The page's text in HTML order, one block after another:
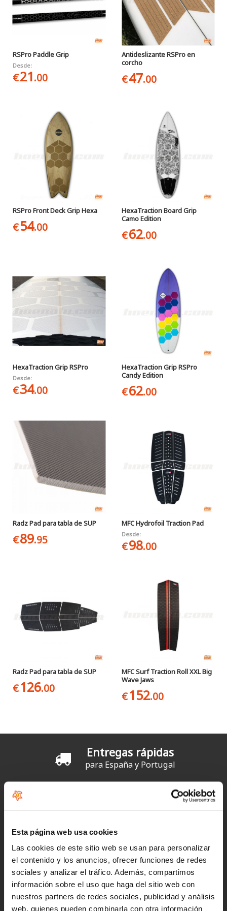
Esta página web usa cookies
Las cookies de este sitio web se usan para personalizar
el contenido y los anuncios, ofrecer funciones de redes
sociales y analizar el tráfico. Además, compartimos
información sobre el uso que haga del sitio web con
nuestros partners de redes sociales, publicidad y análisis
web, quienes pueden combinarla con otra información
RSPro Paddle Grip
Desde:
€21.00
Antideslizante RSPro en
corcho
€47.00
RSPro Front Deck Grip Hexa
€54.00
HexaTraction Board Grip
Camo Edition
€62.00
HexaTraction Grip RSPro
Desde:
€34.00
HexaTraction Grip RSPro
Candy Edition
€62.00
Radz Pad para tabla de SUP
€89.95
MFC Hydrofoil Traction Pad
Desde:
€98.00
Radz Pad para tabla de SUP
€126.00
MFC Surf Traction Roll XXL Big
Wave Jaws
€152.00
Entregas rápidas
para España y Portugal
hasta 14 días naturales
Clientes satisfechos
"Tienda y asesoramiento excelente. "
Ignacio